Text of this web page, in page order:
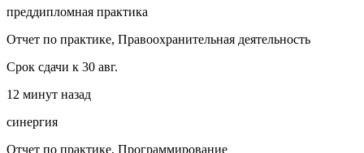
преддипломная практика
Отчет по практике, Правоохранительная деятельность
Срок сдачи к 30 авг.
12 минут назад
синергия
Отчет по практике, Программирование